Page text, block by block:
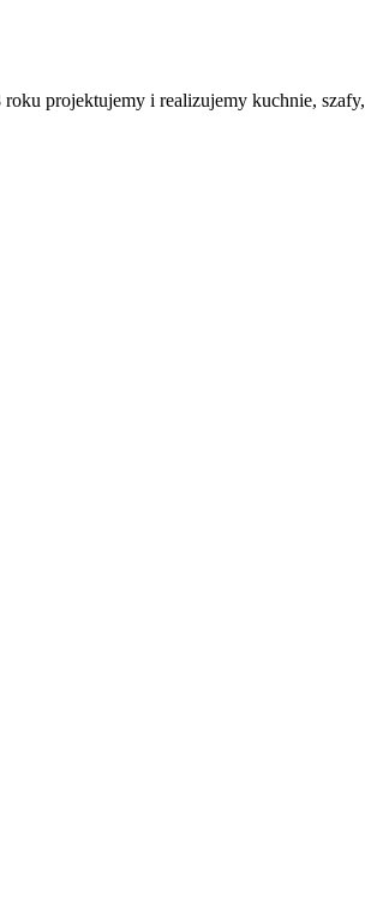
projektujemy i realizujemy kuchnie,